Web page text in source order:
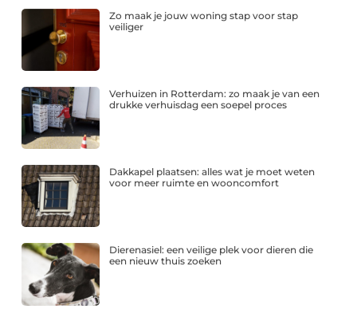
Zo maak je jouw woning stap voor stap
veiliger
Verhuizen in Rotterdam: zo maak je van een
drukke verhuisdag een soepel proces
Dakkapel plaatsen: alles wat je moet weten
voor meer ruimte en wooncomfort
Dierenasiel: een veilige plek voor dieren die
een nieuw thuis zoeken